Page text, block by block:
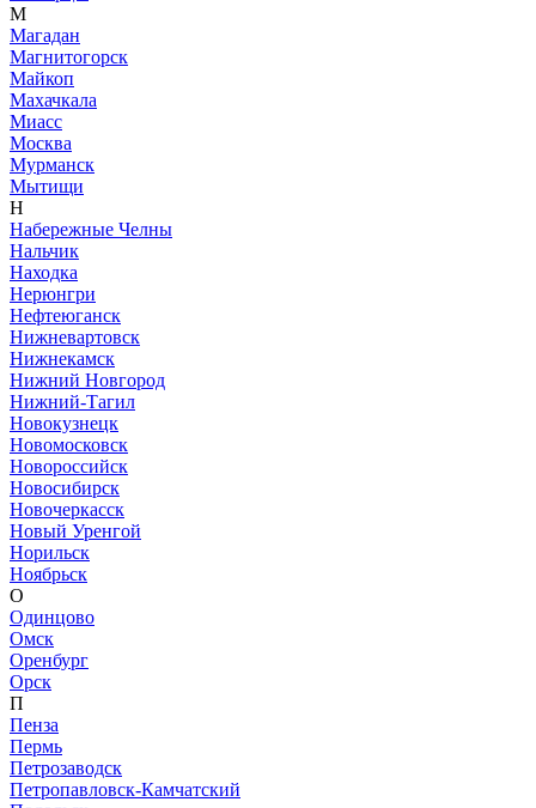
М
Магадан
Магнитогорск
Майкоп
Махачкала
Миасс
Москва
Мурманск
Мытищи
Н
Набережные Челны
Нальчик
Находка
Нерюнгри
Нефтеюганск
Нижневартовск
Нижнекамск
Нижний Новгород
Нижний-Тагил
Новокузнецк
Новомосковск
Новороссийск
Новосибирск
Новочеркасск
Новый Уренгой
Норильск
Ноябрьск
О
Одинцово
Омск
Оренбург
Орск
П
Пенза
Пермь
Петрозаводск
Петропавловск-Камчатский